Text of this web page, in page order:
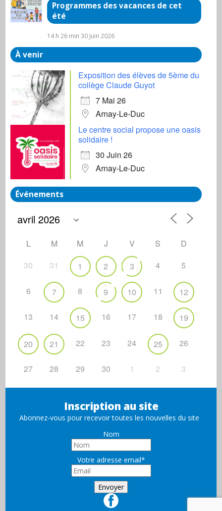
Programmes des vacances de cet
été
14 h 26 min 30 Juin 2026
À venir
Exposition des élèves de 5ème du
collège Claude Guyot
7 Mai 26
Arnay-Le-Duc
Le centre social propose une oasis
solidaire !
30 Juin 26
Arnay-Le-Duc
Événements
L M M J V S
D
30
31 1 2 3 4 5
6 7 8 9 10 11 12
13 14 15 16 17 18 19
20 21 22 23 24 25 26
27 28 29 30 1 2 3
Inscription au site
Abonnez-vous pour recevoir toutes les nouvelles du site
Nom
Votre adresse email*